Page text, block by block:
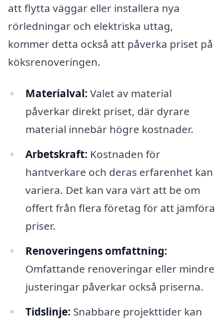
att flytta väggar eller installera nya
rörledningar och elektriska uttag,
kommer detta också att påverka priset på
köksrenoveringen.
Materialval: Valet av material
påverkar direkt priset, där dyrare
material innebär högre kostnader.
Arbetskraft: Kostnaden för
hantverkare och deras erfarenhet kan
variera. Det kan vara värt att be om
offert från flera företag för att jämföra
priser.
Renoveringens omfattning:
Omfattande renoveringar eller mindre
justeringar påverkar också priserna.
Tidslinje: Snabbare projekttider kan